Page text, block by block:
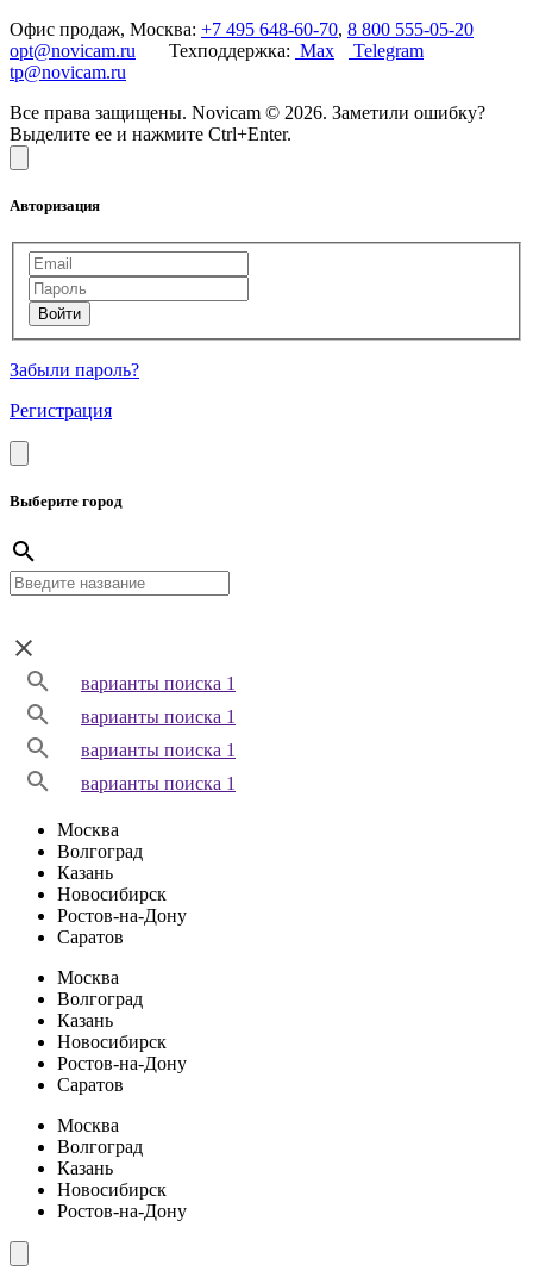
Офис продаж, Москва: +7 495 648-60-70, 8 800 555-05-20
opt@novicam.ru Техподдержка: Max
Telegram
tp@novicam.ru
Все права защищены. Novicam © 2026. Заметили ошибку?
Выделите ее и нажмите Ctrl+Enter.
Авторизация
Забыли пароль?
Регистрация
Выберите город
варианты поиска 1
варианты поиска 1
варианты поиска 1
варианты поиска 1
Москва
Волгоград
Казань
Новосибирск
Ростов-на-Дону
Саратов
Москва
Волгоград
Казань
Новосибирск
Ростов-на-Дону
Саратов
Москва
Волгоград
Казань
Новосибирск
Ростов-на-Дону